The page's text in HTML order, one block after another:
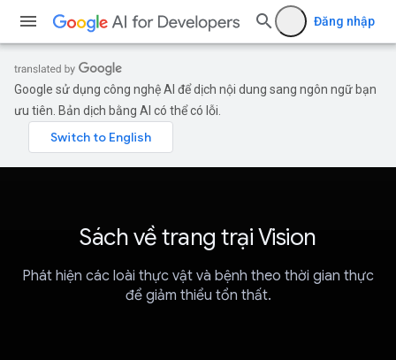
Đăng nhập
Google sử dụng công nghệ AI để dịch nội dung sang ngôn ngữ bạn
ưu tiên. Bản dịch bằng AI có thể có lỗi.
Sách về trang trại Vision
Phát hiện các loài thực vật và bệnh theo thời gian thực
để giảm thiểu tổn thất.